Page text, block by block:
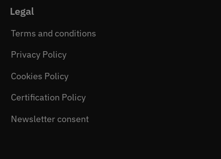
Legal
Terms and conditions
Privacy Policy
Cookies Policy
Certification Policy
Newsletter consent